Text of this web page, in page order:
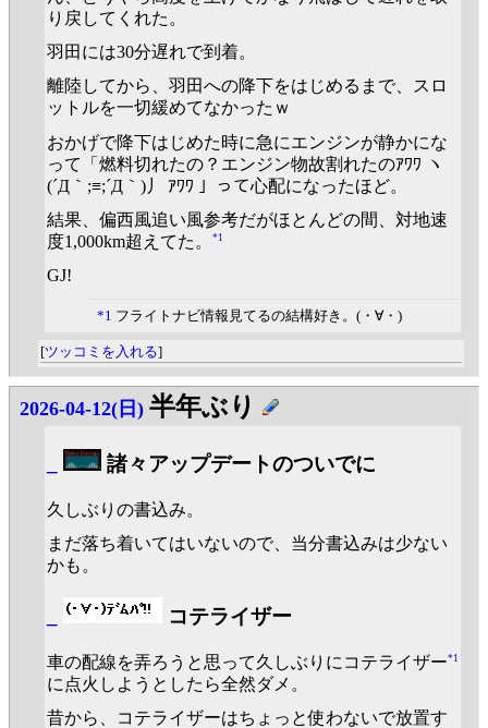
り戻してくれた。
羽田には30分遅れで到着。
離陸してから、羽田への降下をはじめるまで、スロ
ットルを一切緩めてなかったｗ
おかげで降下はじめた時に急にエンジンが静かにな
って「燃料切れたの？エンジン物故割れたのｱﾜﾜ ヽ
(´Д｀;≡;´Д｀)丿 ｱﾜﾜ 」って心配になったほど。
結果、偏西風追い風参考だがほとんどの間、対地速
度1,000km超えてた。
*1
GJ!
*1 フライトナビ情報見てるの結構好き。(・∀・)
[ツッコミを入れる]
2026-04-12(日) 半年ぶり
諸々アップデートのついでに
久しぶりの書込み。
まだ落ち着いてはいないので、当分書込みは少ない
かも。
コテライザー
車の配線を弄ろうと思って久しぶりにコテライザー*1
に点火しようとしたら全然ダメ。
昔から、コテライザーはちょっと使わないで放置す